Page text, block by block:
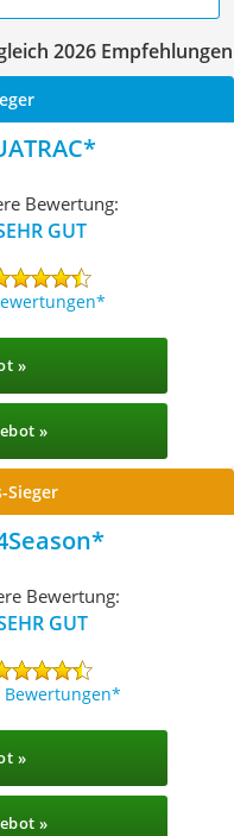
2026 Empfehlungen
Bewertung:
GUT
»
»
Sieger
Bewertung:
GUT
Bewertungen
»
»